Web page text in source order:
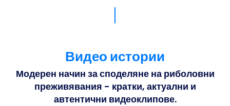
Видео истории
Модерен начин за споделяне на риболовни
преживявания - кратки, актуални и
автентични видеоклипове.